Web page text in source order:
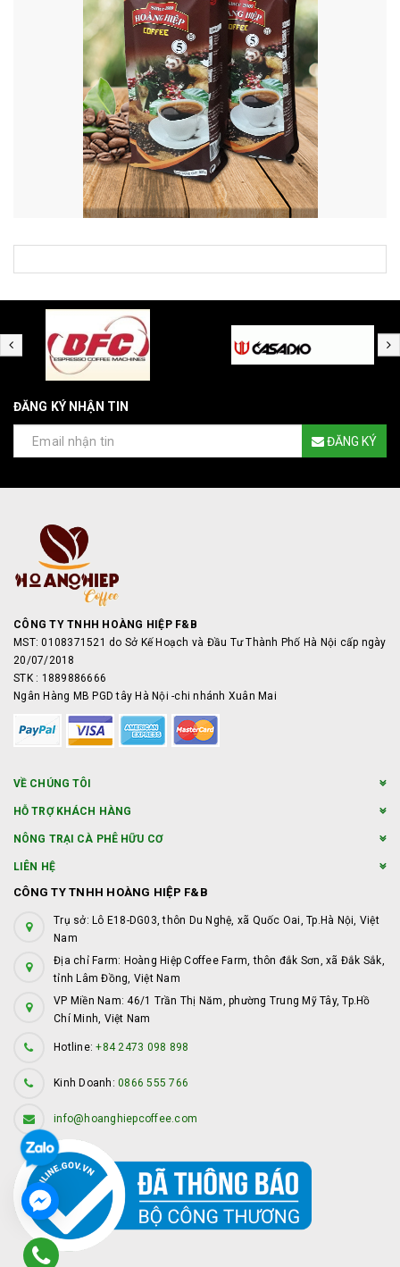
ĐĂNG KÝ NHẬN TIN
ĐĂNG KÝ
CÔNG TY TNHH HOÀNG HIỆP F&B
MST: 0108371521 do Sở Kế Hoạch và Đầu Tư Thành Phố Hà Nội cấp ngày
20/07/2018
STK : 1889886666
Ngân Hàng MB PGD tây Hà Nội -chi nhánh Xuân Mai
VỀ CHÚNG TÔI
HỖ TRỢ KHÁCH HÀNG
NÔNG TRẠI CÀ PHÊ HỮU CƠ
LIÊN HỆ
CÔNG TY TNHH HOÀNG HIỆP F&B
Trụ sở: Lô E18-DG03, thôn Du Nghệ, xã Quốc Oai, Tp.Hà Nội, Việt
Nam
Địa chỉ Farm: Hoàng Hiệp Coffee Farm, thôn đắk Sơn, xã Đắk Sắk,
tỉnh Lâm Đồng, Việt Nam
VP Miền Nam: 46/1 Trần Thị Năm, phường Trung Mỹ Tây, Tp.Hồ
Chí Minh, Việt Nam
Hotline:+84 2473 098 898
Kinh Doanh: 0866 555 766
info@hoanghiepcoffee.com